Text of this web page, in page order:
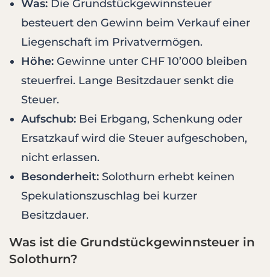
Was: Die Grundstückgewinnsteuer
besteuert den Gewinn beim Verkauf einer
Liegenschaft im Privatvermögen.
Höhe: Gewinne unter CHF 10’000 bleiben
steuerfrei. Lange Besitzdauer senkt die
Steuer.
Aufschub: Bei Erbgang, Schenkung oder
Ersatzkauf wird die Steuer aufgeschoben,
nicht erlassen.
Besonderheit: Solothurn erhebt keinen
Spekulationszuschlag bei kurzer
Besitzdauer.
Was ist die Grundstückgewinnsteuer in
Solothurn?